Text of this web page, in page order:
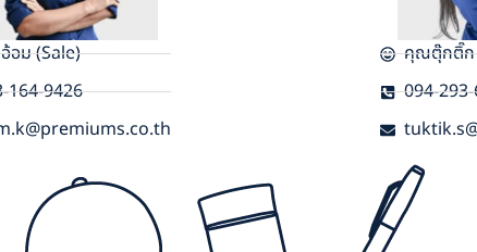
ม (Sale)
164-9426
คุณตุ๊กติ๊ก
094-